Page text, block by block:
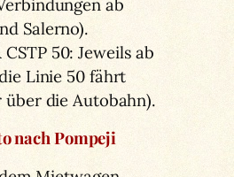
ab
Salerno).
CSTP 50: Jeweils ab
Linie 50 fährt
über die Autobahn).
nach Pompeji